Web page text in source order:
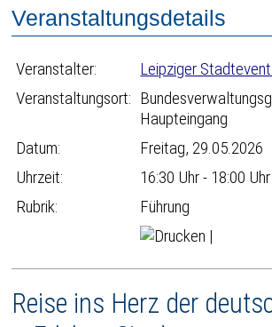
Veranstaltungsdetails
Veranstalter:
Leipziger
Veranstaltungsort:
Haupteingang
Datum:
Freitag, 29.05.2026
Uhrzeit:
16:30 Uhr - 18:00 Uhr
Rubrik:
Führung
|
Reise ins Herz der